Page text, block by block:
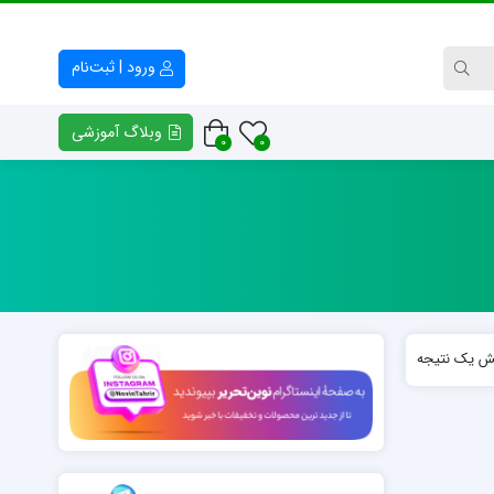
ورود | ثبت‌نام
کتابچه کلاس خط مدرسه مفید
انواع تابلوهای سوره حمد
امضای اساتید خوشنویسی
نمونه‌های خوشنویسی «منت خدای را عزوجل»
0
0 وبلاگ آموزشی
یک نتیجه